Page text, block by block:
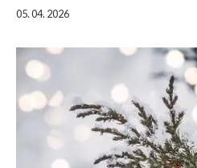
05. 04. 2026